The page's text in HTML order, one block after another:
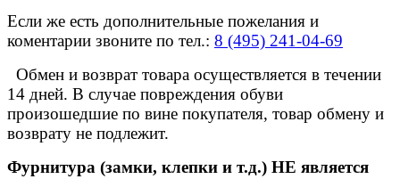
Если же есть дополнительные пожелания и
коментарии звоните по тел.: 8 (495) 241-04-69
Обмен и возврат товара осуществляется в течении
14 дней. В случае повреждения обуви
произошедшие по вине покупателя, товар обмену и
возврату не подлежит.
Фурнитура (замки, клепки и т.д.) НЕ является